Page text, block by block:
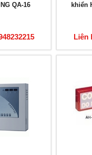
QA-16
khiển
Liên